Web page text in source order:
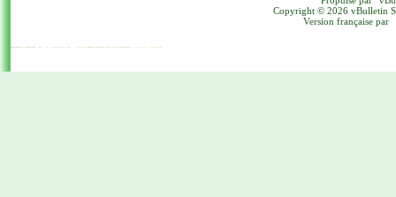
Copyright © 2026 vBulletin
Version française par